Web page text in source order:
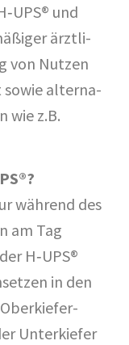
und
ärzt­li­
von Nut­zen
sowie alter­na­
wie z.B.
wäh­rend des
am Tag
H‑UPS®
in den
Unter­kie­fer